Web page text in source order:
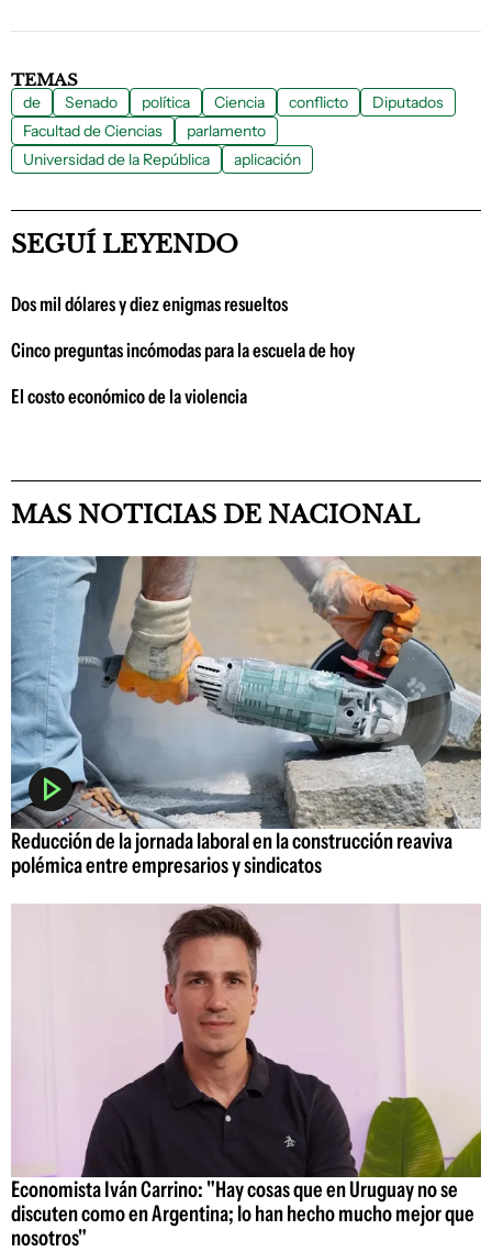
TEMAS
de Senado política Ciencia conflicto
Diputados
Facultad de Ciencias
parlamento
Universidad de la República
aplicación
SEGUÍ LEYENDO
Dos mil dólares y diez enigmas resueltos
Cinco preguntas incómodas para la escuela de hoy
El costo económico de la violencia
MAS NOTICIAS DE NACIONAL
Reducción de la jornada laboral en la construcción reaviva
polémica entre empresarios y sindicatos
Economista Iván Carrino: "Hay cosas que en Uruguay no se
discuten como en Argentina; lo han hecho mucho mejor que
nosotros"